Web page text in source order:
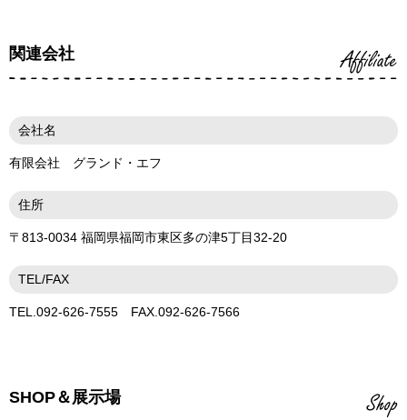
関連会社 Affiliate
会社名
有限会社 グランド・エフ
住所
〒813-0034 福岡県福岡市東区多の津5丁目32-20
TEL/FAX
TEL.092-626-7555 FAX.092-626-7566
SHOP＆展示場 Shop